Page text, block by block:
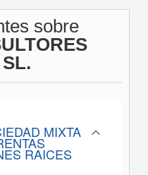
sobre
MIXTA
RAICES